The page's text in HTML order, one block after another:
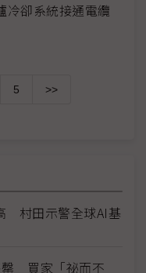
冷卻系統接通電纜
5 >>
村田示警全球AI基
罄 買家「祕而不